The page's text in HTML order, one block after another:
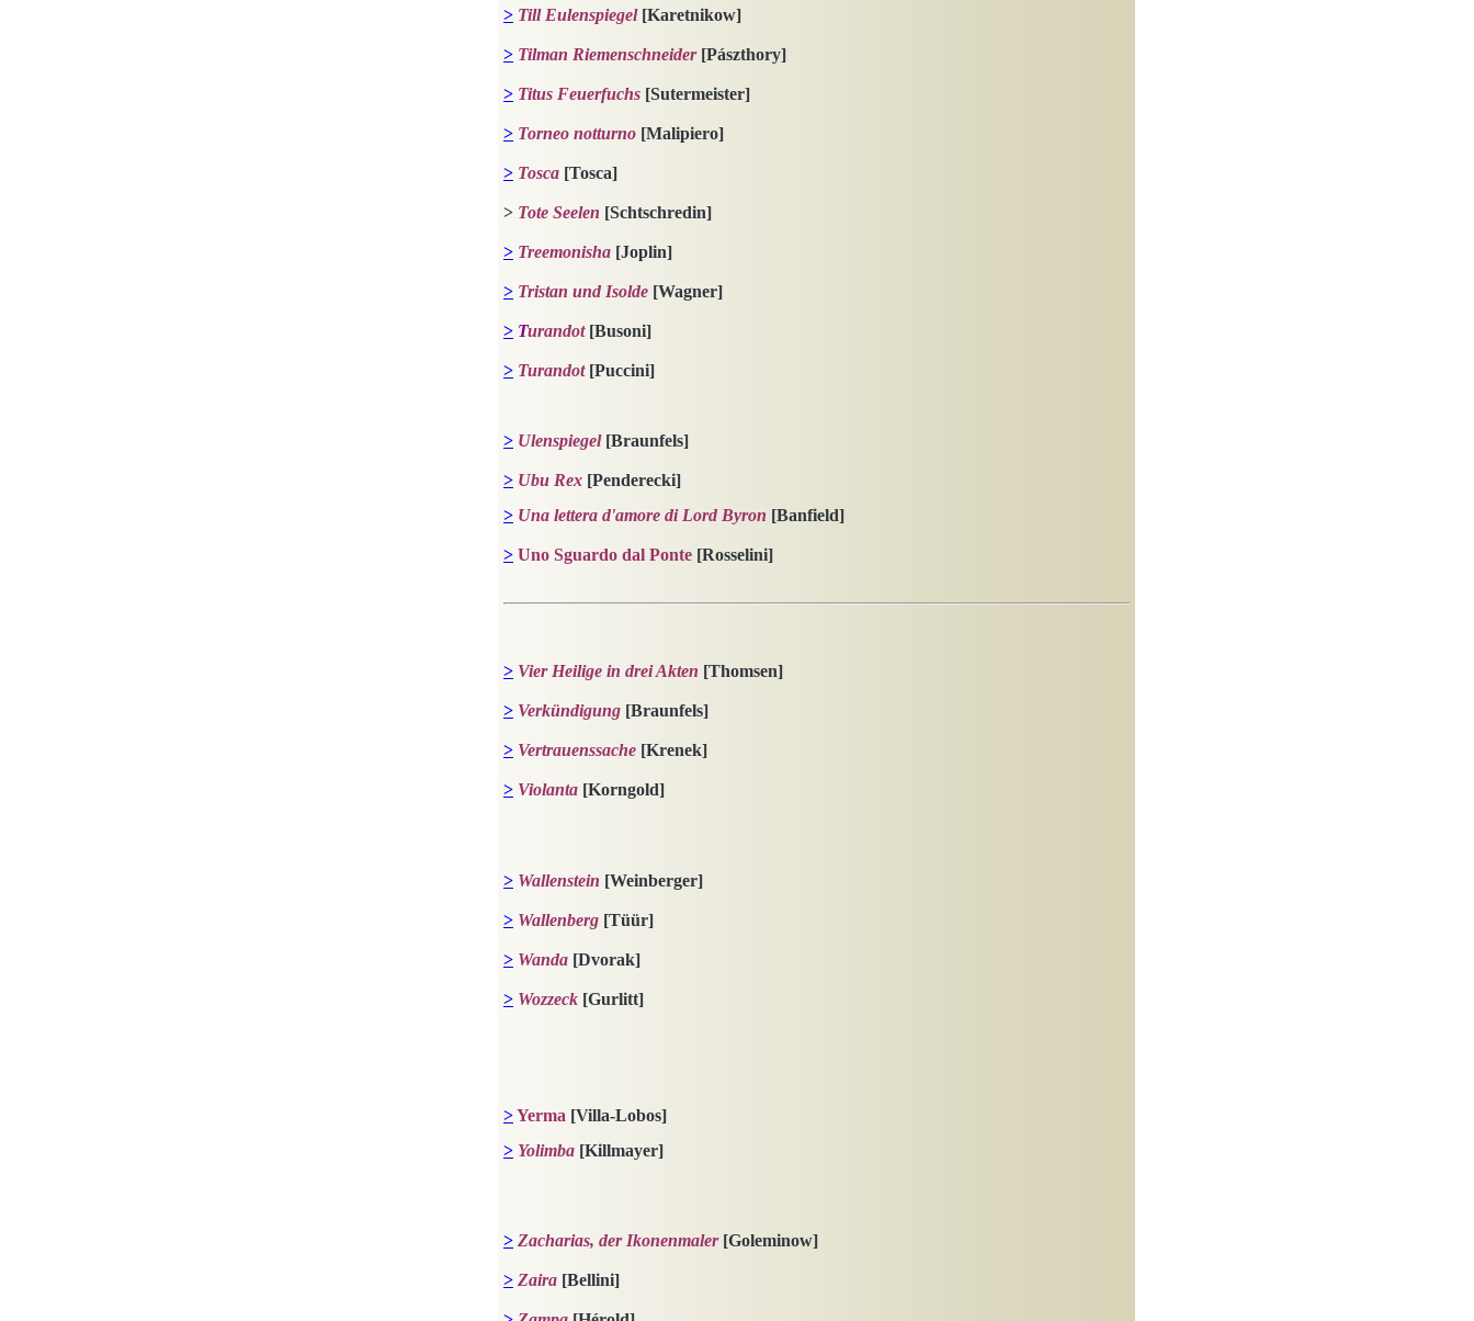
> Till Eulenspiegel [Karetnikow]
> Tilman Riemenschneider[Pászthory]
> Titus Feuerfuchs [Sutermeister]
> Torneo notturno [Malipiero]
> Tosca [Tosca]
> Tote Seelen [Schtschredin]
> Treemonisha [Joplin]
> Tristan und Isolde [Wagner]
> Turandot [Busoni]
> Turandot[Puccini]
> Ulenspiegel [Braunfels]
> Ubu Rex [Penderecki]
> Una lettera d'amore di Lord Byron [Banfield]
> Uno Sguardo dal Ponte [Rosselini]
> Vier Heilige in drei Akten [Thomsen]
> Verkündigung [Braunfels]
> Vertrauenssache [Krenek]
> Violanta [Korngold]
> Wallenstein [Weinberger]
> Wallenberg [Tüür]
> Wanda [Dvorak]
> Wozzeck [Gurlitt]
>Yerma [Villa-Lobos]
> Yolimba [Killmayer]
> Zacharias, der Ikonenmaler[Goleminow]
> Zaira [Bellini]